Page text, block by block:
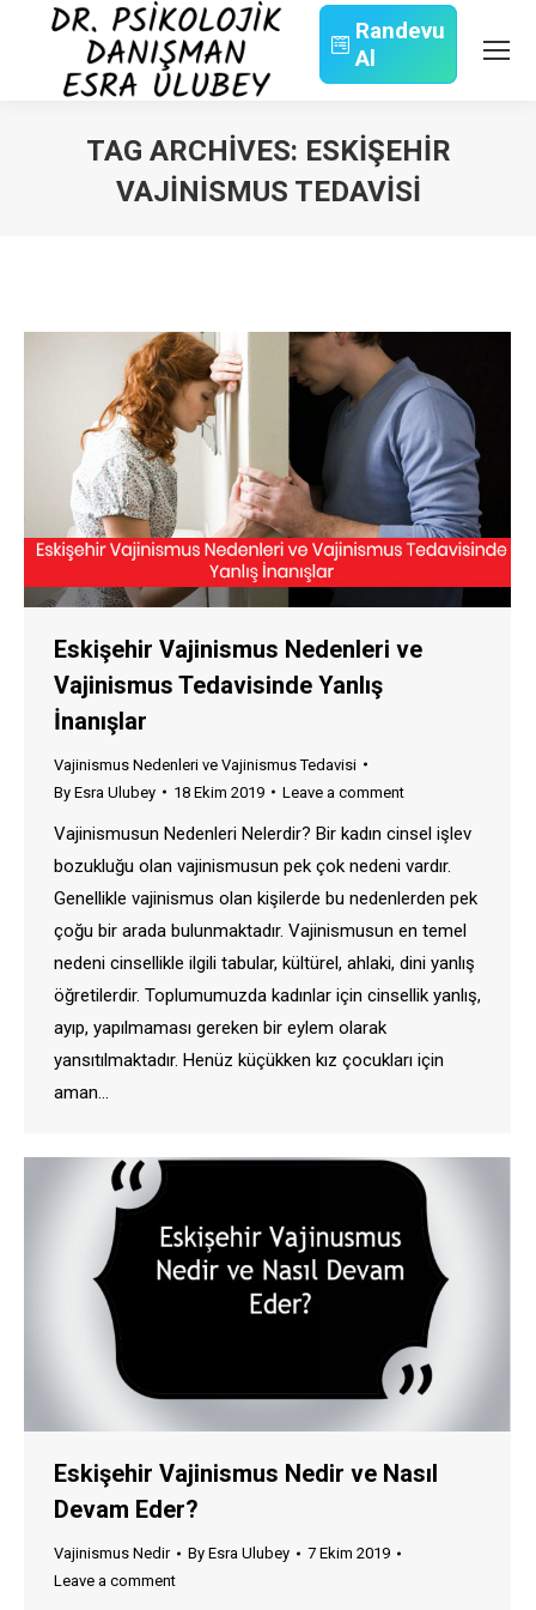
Randevu
Al
TAG ARCHIVES: ESKIŞEHIR
VAJINISMUS TEDAVISI
Eskişehir Vajinismus Nedenleri ve
Vajinismus Tedavisinde Yanlış
İnanışlar
Vajinismus Nedenleri ve Vajinismus Tedavisi
By Esra Ulubey 18 Ekim 2019 Leave a comment
Vajinismusun Nedenleri Nelerdir? Bir kadın cinsel işlev
bozukluğu olan vajinismusun pek çok nedeni vardır.
Genellikle vajinismus olan kişilerde bu nedenlerden pek
çoğu bir arada bulunmaktadır. Vajinismusun en temel
nedeni cinsellikle ilgili tabular, kültürel, ahlaki, dini yanlış
öğretilerdir. Toplumumuzda kadınlar için cinsellik yanlış,
ayıp, yapılmaması gereken bir eylem olarak
yansıtılmaktadır. Henüz küçükken kız çocukları için
aman…
Eskişehir Vajinismus Nedir ve Nasıl
Devam Eder?
Vajinismus Nedir By Esra Ulubey
7 Ekim 2019
Leave a comment